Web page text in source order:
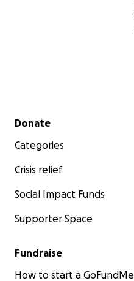
Secondary menu
Donate
Categories
Crisis relief
Social Impact Funds
Supporter Space
Fundraise
How to start a GoFundMe